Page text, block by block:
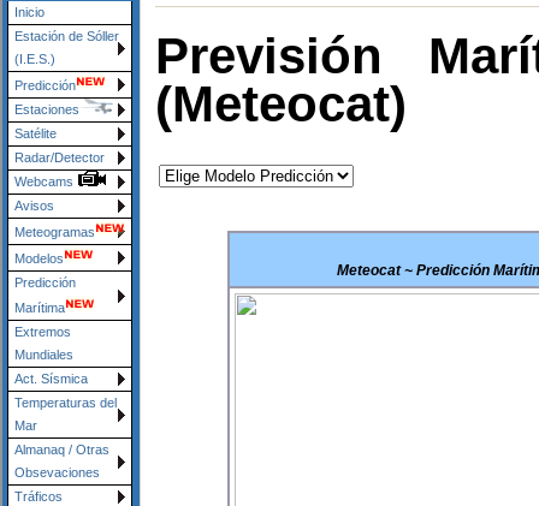
Inicio
Estación de Sóller
(I.E.S.)
Predicción
Estaciones
Satélite
Radar/Detector
Webcams
Avisos
Meteogramas
Modelos
Predicción
Marítima
Extremos
Mundiales
Act. Sísmica
Temperaturas del
Mar
Almanaq / Otras
Obsevaciones
Tráficos
Previsión
(Meteocat)
Meteocat ~ Predicción